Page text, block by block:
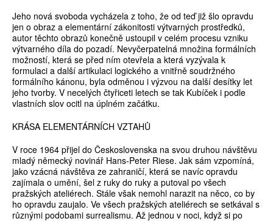
Jeho nová svoboda vycházela z toho, že od teď již šlo opravdu
jen o obraz a elementární zákonitosti výtvarných prostředků,
autor těchto obrazů konečně ustoupil v celém procesu vzniku
výtvarného díla do pozadí. Nevyčerpatelná množina formálních
možností, která se před ním otevřela a která vyzývala k
formulaci a další artikulaci logického a vnitřně soudržného
formálního kánonu, byla odměnou i výzvou na další desítky let
jeho tvorby. V necelých čtyřiceti letech se tak Kubíček i podle
vlastních slov ocitl na úplném začátku.
KRÁSA ELEMENTÁRNÍCH VZTAHŮ
V roce 1964 přijel do Československa na svou druhou návštěvu
mladý německý novinář Hans-Peter Riese. Jak sám vzpomíná,
jako vzácná návštěva ze zahraničí, která se navíc opravdu
zajímala o umění, šel z ruky do ruky a putoval po všech
pražských ateliérech. Stále však nemohl narazit na něco, co by
ho opravdu zaujalo. Ve všech pražských ateliérech se setkával s
různými podobami surrealismu. Až jednou v noci, když si po